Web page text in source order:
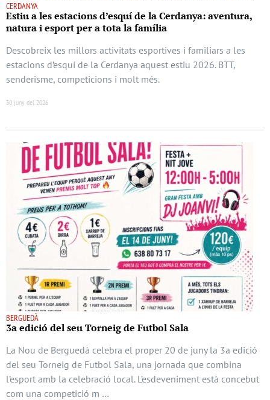
CERDANYA
Estiu a les estacions d’esquí de la Cerdanya: aventura,
natura i esport per a tota la família
Descobreix les millors activitats esportives i familiars a les
estacions d’esquí de la Cerdanya aquest estiu 2026. BTT,
senderisme, competicions i molt més.
30 juny del 2026
BERGUEDÀ
3a edició del seu Torneig de Futbol Sala
La Nou de Berguedà celebra el proper 20 de juny la 3a edició
del seu Torneig de Futbol Sala, una jornada que combina
l’esport amb la celebració local. L’esdeveniment està concebut
com una competició m …